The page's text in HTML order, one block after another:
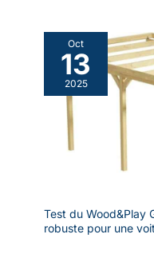
Oct
13
2025
Test du Wood&Play
robuste pour une